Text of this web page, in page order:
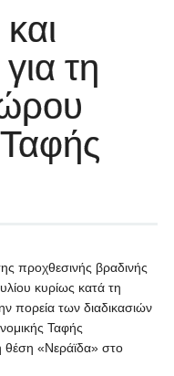
τη
προχθεσινής βραδινής
κυρίως κατά τη
πορεία των διαδικασιών
Ταφής
«Νεράϊδα» στο